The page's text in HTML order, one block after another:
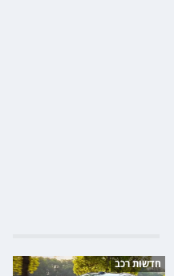
חדשות רכב